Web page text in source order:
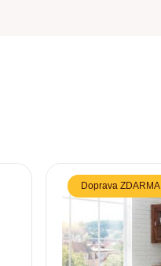
Doprava ZDARMA